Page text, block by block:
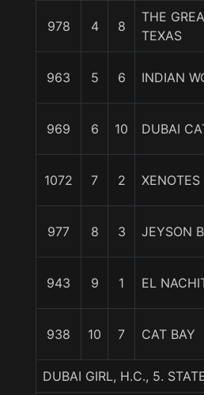
978 4 8
THE
TEXAS
963 5 6 INDIAN
969 6 10 DUBAI
1072 7 2 XENOTES
977 8 3 JEYSON
943 9 1 EL
938 10 7 CAT BAY
DUBAI GIRL, H.C., 5.